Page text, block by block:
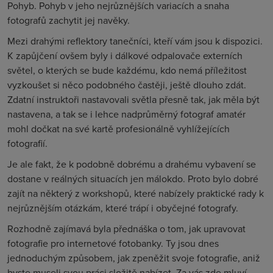
Pohyb. Pohyb v jeho nejrůznějších variacích a snaha
fotografů zachytit jej navěky.
Mezi drahými reflektory tanečníci, kteří vám jsou k dispozici.
K zapůjčení ovšem byly i dálkové odpalovače externích
světel, o kterých se bude každému, kdo nemá příležitost
vyzkoušet si něco podobného častěji, ještě dlouho zdát.
Zdatní instruktoři nastavovali světla přesně tak, jak měla být
nastavena, a tak se i lehce nadprůměrný fotograf amatér
mohl dočkat na své kartě profesionálně vyhlížejících
fotografií.
Je ale fakt, že k podobně dobrému a drahému vybavení se
dostane v reálných situacích jen málokdo. Proto bylo dobré
zajít na některý z workshopů, které nabízely praktické rady k
nejrůznějším otázkám, které trápí i obyčejné fotografy.
Rozhodně zajímavá byla přednáška o tom, jak upravovat
fotografie pro internetové fotobanky. Ty jsou dnes
jednoduchým způsobem, jak zpeněžit svoje fotografie, aniž